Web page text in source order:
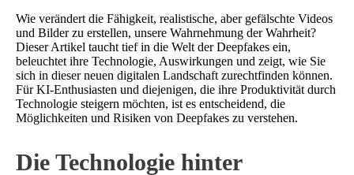
Wie verändert die Fähigkeit, realistische, aber gefälschte Videos
und Bilder zu erstellen, unsere Wahrnehmung der Wahrheit?
Dieser Artikel taucht tief in die Welt der Deepfakes ein,
beleuchtet ihre Technologie, Auswirkungen und zeigt, wie Sie
sich in dieser neuen digitalen Landschaft zurechtfinden können.
Für KI-Enthusiasten und diejenigen, die ihre Produktivität durch
Technologie steigern möchten, ist es entscheidend, die
Möglichkeiten und Risiken von Deepfakes zu verstehen.
Die Technologie hinter